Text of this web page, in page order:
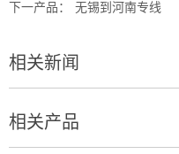
下一产品：
无锡到河南专线
相关新闻
相关产品